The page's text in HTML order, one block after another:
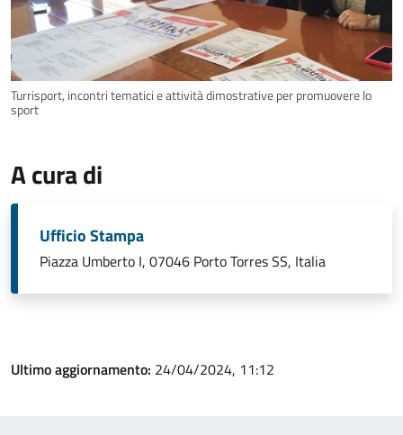
Turrisport, incontri tematici e attività dimostrative per promuovere lo
sport
A cura di
Ufficio Stampa
Piazza Umberto I, 07046 Porto Torres SS, Italia
Ultimo aggiornamento: 24/04/2024, 11:12